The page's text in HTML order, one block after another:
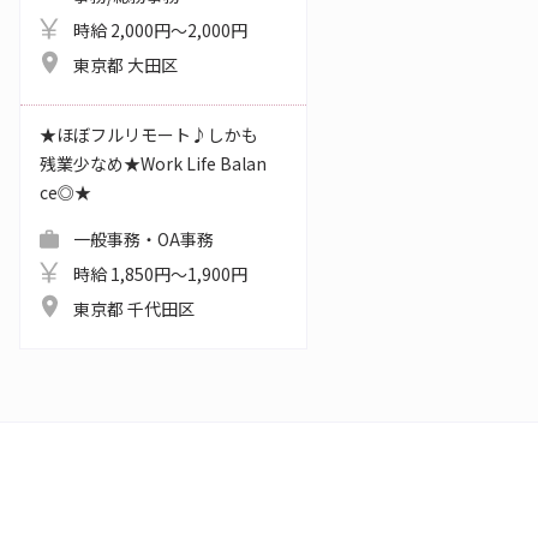
時給 2,000円～2,000円
東京都 大田区
★ほぼフルリモート♪しかも
残業少なめ★Work Life Balan
ce◎★
一般事務・OA事務
時給 1,850円～1,900円
東京都 千代田区